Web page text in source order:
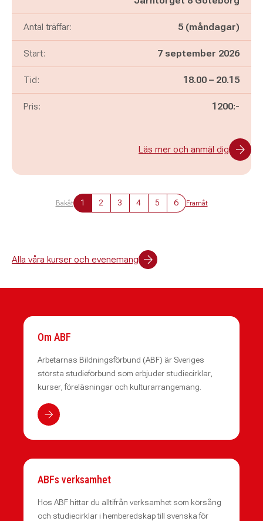
Antal träffar: 5 (måndagar)
Start: 7 september 2026
Tid: Pågår mellan
18.00 – och
20.15
Pris: 1200:-
Läs mer och anmäl dig
Bakåt 1 2 3 4 5 6 Framåt
Alla våra kurser och evenemang
Om ABF
Arbetarnas Bildningsförbund (ABF) är Sveriges
största studieförbund som erbjuder studiecirklar,
kurser, föreläsningar och kulturarrangemang.
ABFs verksamhet
Hos ABF hittar du alltifrån verksamhet som körsång
och studiecirklar i hemberedskap till svenska för